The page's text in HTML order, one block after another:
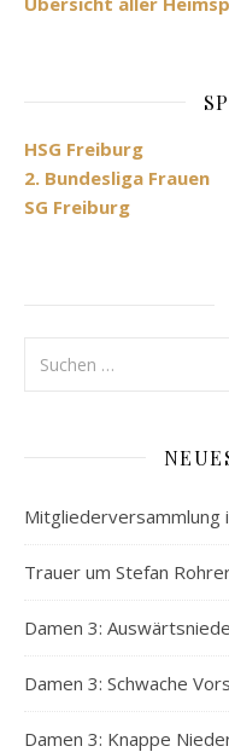
HSG Freiburg
2. Bundesliga Frauen
SG Freiburg
Mitgliederversammlung
Trauer um Stefan
Damen 3:
Damen 3: Schwache
Damen 3: Knappe